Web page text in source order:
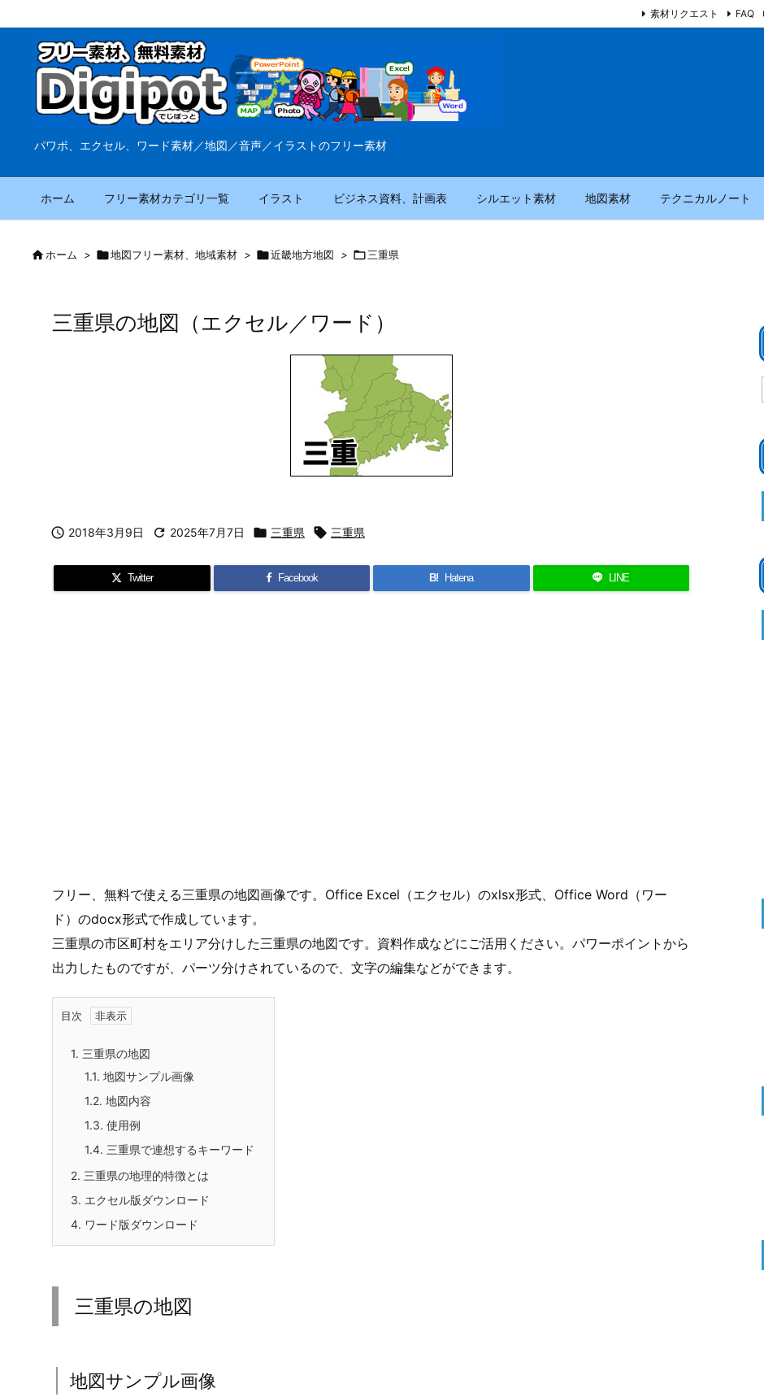
パワポ、エクセル、ワード素材／地図／音声／イラストのフリー素材
ホーム フリー素材カテゴリ一覧 イラスト ビジネス資料、計画表 シルエット素材 地図素材 テクニカルノート
素材リクエスト FAQ
ホーム > 地図フリー素材、地域素材 > 近畿地方地図 > 三重県
三重県の地図（エクセル／ワード）
 2018年3月9日  2025年7月7日  三重県  三重県
Twitter Facebook B! Hatena LINE
フリー、無料で使える三重県の地図画像です。Office Excel（エクセル）のxlsx形式、Office Word（ワー
ド）のdocx形式で作成しています。
三重県の市区町村をエリア分けした三重県の地図です。資料作成などにご活用ください。パワーポイントから
出力したものですが、パーツ分けされているので、文字の編集などができます。
目次
1. 三重県の地図
1.1. 地図サンプル画像
1.2. 地図内容
1.3. 使用例
1.4. 三重県で連想するキーワード
2. 三重県の地理的特徴とは
3. エクセル版ダウンロード
4. ワード版ダウンロード
三重県の地図
地図サンプル画像